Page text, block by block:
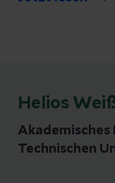
Helios
Akademisches
Technischen